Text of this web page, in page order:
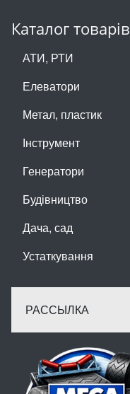
Каталог товарів
АТИ, РТИ
Елеватори
Метал, пластик
Інструмент
Генератори
Будівництво
Дача, сад
Устаткування
РАССЫЛКА